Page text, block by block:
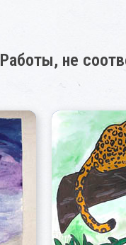
Работы, не